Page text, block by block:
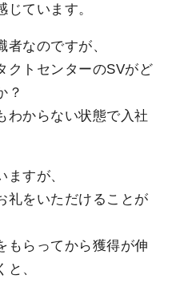
ています。
なのですが、
クトセンターのSVがど
？
わからない状態で入社
すが、
礼をいただけることが
もらってから獲得が伸
、